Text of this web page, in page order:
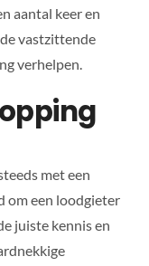
aantal keer en
vastzittende
verhelpen.
met een
om een loodgieter
juiste kennis en